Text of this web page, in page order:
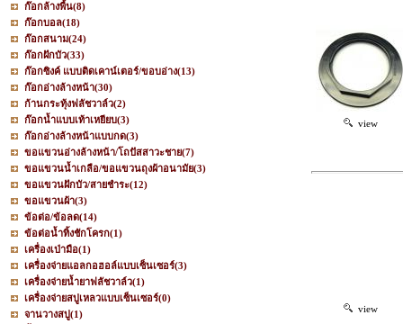
ก๊อกล้างพื้น(8)
ก๊อกบอล(18)
ก๊อกสนาม(24)
ก๊อกฝักบัว(33)
ก๊อกซิงค์ แบบติดเคาน์เตอร์/ขอบอ่าง(13)
ก๊อกอ่างล้างหน้า(30)
ก้านกระทุ้งฟลัชวาล์ว(2)
ก๊อกน้ำแบบเท้าเหยียบ(3)
ก๊อกอ่างล้างหน้าแบบกด(3)
ขอแขวนอ่างล้างหน้า/โถปัสสาวะชาย(7)
ขอแขวนน้ำเกลือ/ขอแขวนถุงผ้าอนามัย(3)
ขอแขวนฝักบัว/สายชำระ(12)
ขอแขวนผ้า(3)
ข้อต่อ/ข้อลด(14)
ข้อต่อน้ำทิ้งชักโครก(1)
เครื่องเป่ามือ(1)
เครื่องจ่ายแอลกอฮอล์แบบเซ็นเซอร์(3)
เครื่องจ่ายน้ำยาฟลัชวาล์ว(1)
เครื่องจ่ายสบู่เหลวแบบเซ็นเซอร์(0)
จานวางสบู่(1)
view
view